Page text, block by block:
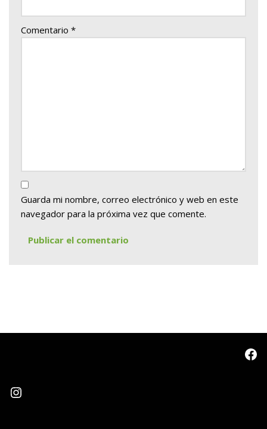
Comentario *
Guarda mi nombre, correo electrónico y web en este
navegador para la próxima vez que comente.